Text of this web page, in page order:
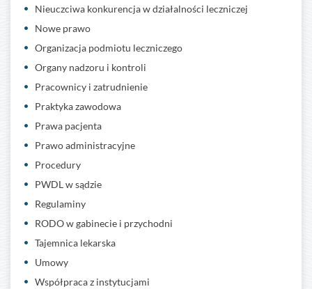
Nieuczciwa konkurencja w działalności leczniczej
Nowe prawo
Organizacja podmiotu leczniczego
Organy nadzoru i kontroli
Pracownicy i zatrudnienie
Praktyka zawodowa
Prawa pacjenta
Prawo administracyjne
Procedury
PWDL w sądzie
Regulaminy
RODO w gabinecie i przychodni
Tajemnica lekarska
Umowy
Współpraca z instytucjami